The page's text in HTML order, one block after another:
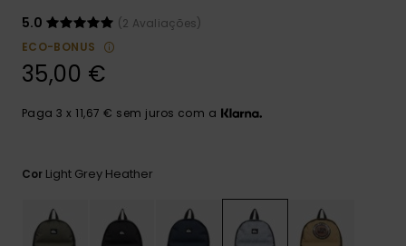
respostas
para as
formulário de
5.0
(2 Avaliações)
ECO-BONUS
35,00 €
Paga 3 x 11,67 € sem juros com a
Cor Light Grey Heather